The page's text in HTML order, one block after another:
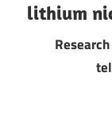
lithium